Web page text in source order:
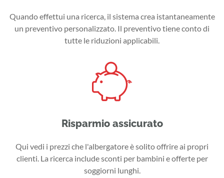
Quando effettui una ricerca, il sistema crea istantaneamente
un preventivo personalizzato. Il preventivo tiene conto di
tutte le riduzioni applicabili.
Risparmio assicurato
Qui vedi i prezzi che l'albergatore è solito offrire ai propri
clienti. La ricerca include sconti per bambini e offerte per
soggiorni lunghi.